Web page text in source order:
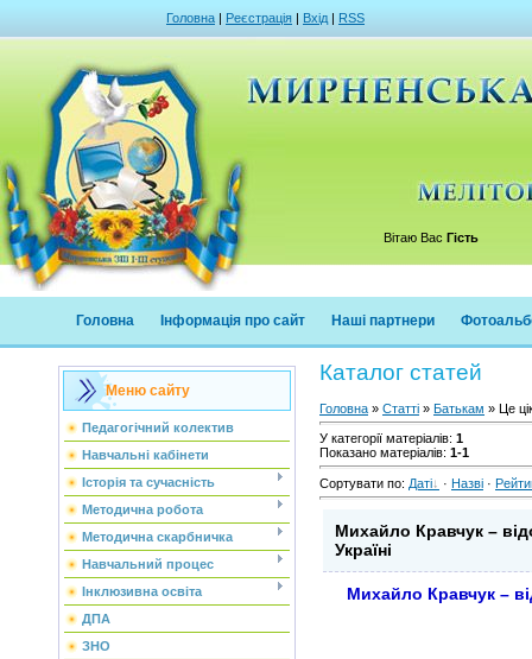
Головна | Реєстрація | Вхід | RSS
Вітаю Вас Гість
Головна Інформація про сайт Наші партнери
Меню сайту
Педагогічний колектив
Навчальні кабінети
Історія та сучасність
Методична робота
Методична скарбничка
Навчальний процес
Інклюзивна освіта
ДПА
ЗНО
Каталог статей
Головна » Статті » Батькам » Це
У категорії матеріалів: 1
Показано матеріалів: 1-1
Сортувати по: Даті · Назві ·
Михайло Кравчук –
Україні
Михайло Кравчук –